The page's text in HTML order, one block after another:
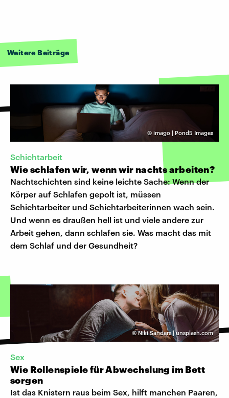
Weitere Beiträge
© imago | Pond5 Images
Schichtarbeit
Wie schlafen wir, wenn wir nachts arbeiten?
Nachtschichten sind keine leichte Sache: Wenn der
Körper auf Schlafen gepolt ist, müssen
Schichtarbeiter und Schichtarbeiterinnen wach sein.
Und wenn es draußen hell ist und viele andere zur
Arbeit gehen, dann schlafen sie. Was macht das mit
dem Schlaf und der Gesundheit?
©Niki Sanders | unsplash.com
Sex
Wie Rollenspiele für Abwechslung im Bett
sorgen
Ist das Knistern raus beim Sex, hilft manchen Paaren,